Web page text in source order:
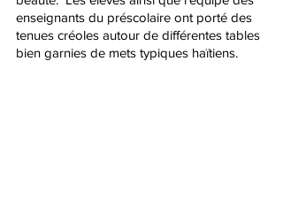
enseignants du préscolaire ont porté des
tenues créoles autour de différentes tables
bien garnies de mets typiques haïtiens.